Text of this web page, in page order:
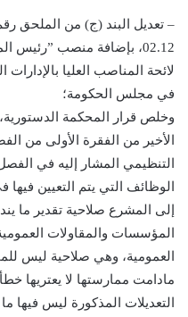
02.12، بإضافة منصب ”رئيس
لائحة المناصب العليا
في مجلس الحكومة؛
وخلص قرار المحكمة
الوظائف التي يتم التعيين
إلى المشرع صلاحية تقدير ما
المؤسسات والمقاولات
العمومية، وهي صلاحية ليس
مادامت ممارستها لا يعتريها
التعديلات المذكورة ليس فيها